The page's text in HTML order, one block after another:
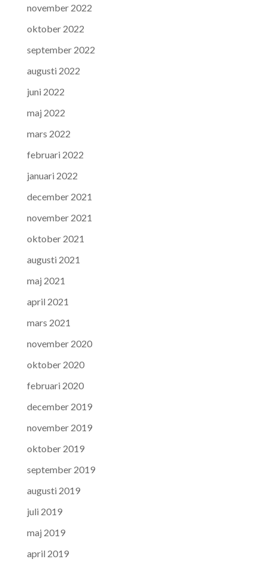
november 2022
oktober 2022
september 2022
augusti 2022
juni 2022
maj 2022
mars 2022
februari 2022
januari 2022
december 2021
november 2021
oktober 2021
augusti 2021
maj 2021
april 2021
mars 2021
november 2020
oktober 2020
februari 2020
december 2019
november 2019
oktober 2019
september 2019
augusti 2019
juli 2019
maj 2019
april 2019